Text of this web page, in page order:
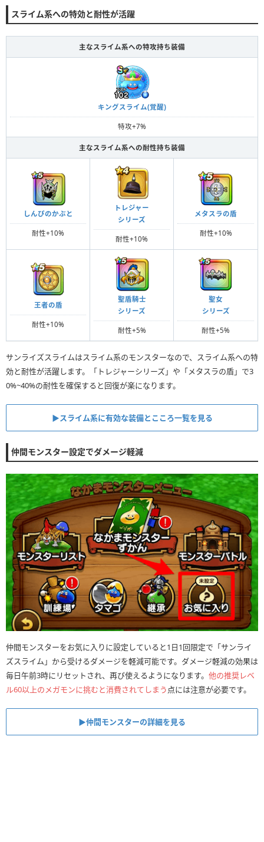
スライム系への特効と耐性が活躍
主なスライム系への特攻持ち装備
キングスライム(覚醒)
特攻+7%
主なスライム系への耐性持ち装備
しんぴのかぶと
耐性+10%
トレジャー
シリーズ
耐性+10%
メタスラの盾
耐性+10%
王者の盾
耐性+10%
聖盾騎士
シリーズ
耐性+5%
聖女
シリーズ
耐性+5%
サンライズスライムはスライム系のモンスターなので、スライム系への特
効と耐性が活躍します。「トレジャーシリーズ」や「メタスラの盾」で3
0%~40%の耐性を確保すると回復が楽になります。
▶︎スライム系に有効な装備とこころ一覧を見る
仲間モンスター設定でダメージ軽減
仲間モンスターをお気に入りに設定していると1日1回限定で「サンライ
ズスライム」から受けるダメージを軽減可能です。ダメージ軽減の効果は
毎日午前3時にリセットされ、再び使えるようになります。 他の推奨レベ
ル60以上のメガモンに挑むと消費されてしまう 点には注意が必要です。
▶︎仲間モンスターの詳細を見る